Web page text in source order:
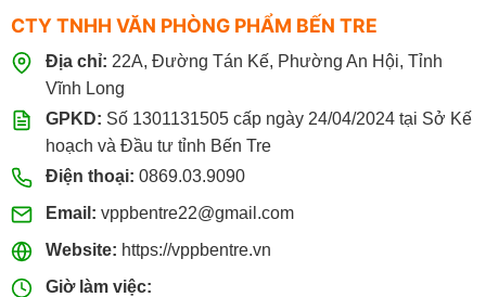
CTY TNHH VĂN PHÒNG PHẨM BẾN TRE
Địa chỉ: 22A, Đường Tán Kế, Phường An Hội, Tỉnh
Vĩnh Long
GPKD: Số 1301131505 cấp ngày 24/04/2024 tại Sở Kế
hoạch và Đầu tư tỉnh Bến Tre
Điện thoại: 0869.03.9090
Email: vppbentre22@gmail.com
Website: https://vppbentre.vn
Giờ làm việc: